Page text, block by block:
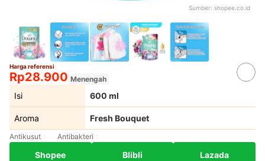
Sumber: shopee.co.id
Harga referensi
Rp28.900 Menengah
Isi 600 ml
Aroma Fresh Bouquet
Antikusut Antibakteri
Shopee Blibli Lazada